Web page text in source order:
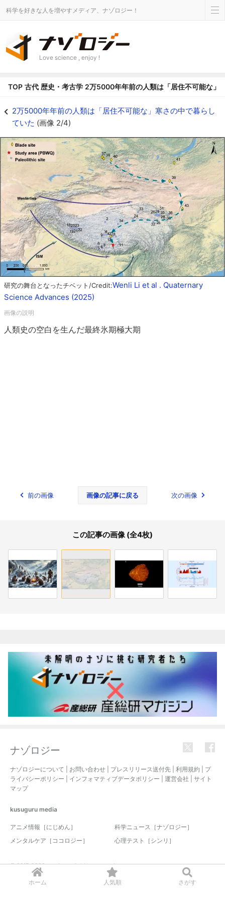
ホーム 人気順 さがす
科学を好きな人を増やすメディア、ナゾロジー！
Love science , enjoy !
TOP 古代 歴史・考古学 2万5000年年前の人類は「居住不可能な」
2万5000年年前の人類は「居住不可能な」寒さの中で暮らし
ていた (画像 2/4)
研究の舞台となったチベット/Credit:Wenli Li et al . Quaternary
Science Advances (2025)
人類史の空白を生んだ最終氷期極大期
前の画像 画像の記事に戻る 次の画像
この記事の画像 (全4枚)
ナゾロジー
ナゾロジーについて お問い合わせ プレスリリース送付先 利用規約
プ
ライバシーポリシー
インフォマティブデータポリシー 運営会社
サイト
マップ
kusuguru media
アニメ情報［にじめん］
科学ニュース［ナゾロジー］
メンタルケア［ココロジー］
心理テスト［シンリ］
© 2017-2026 nazology. all rights reserved.